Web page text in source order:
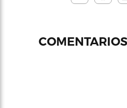
COMENTARIOS